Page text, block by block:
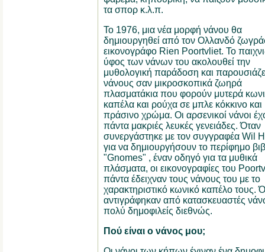
τα σπορ κ.λ.π.
Το 1976, μια νέα μορφή νάνου θα
δημιουργηθεί από τον Ολλανδό
εικονογράφο Rien Poortvliet. Το
ύφος των νάνων του ακολουθεί την
μυθολογική παράδοση και
νάνους σαν μικροσκοπικά ζωηρά
πλασματάκια που φορούν μυτερά
καπέλα και ρούχα σε μπλε κόκκινο και
πράσινο χρώμα. Οι αρσενικοί νάνοι
πάντα μακριές λευκές γενειάδες. Όταν
συνεργάστηκε με τον συγγραφέα Wil
για να δημιουργήσουν το περίφημο
"Gnomes" , έναν οδηγό για τα μυθικά
πλάσματα, οι εικονογραφίες του
πάντα έδειχναν τους νάνους του με το
χαρακτηριστικό κωνικό καπέλο τους.
αντιγράφηκαν από κατασκευαστές
πολύ δημοφιλείς διεθνώς.
Πού είναι ο νάνος μου;